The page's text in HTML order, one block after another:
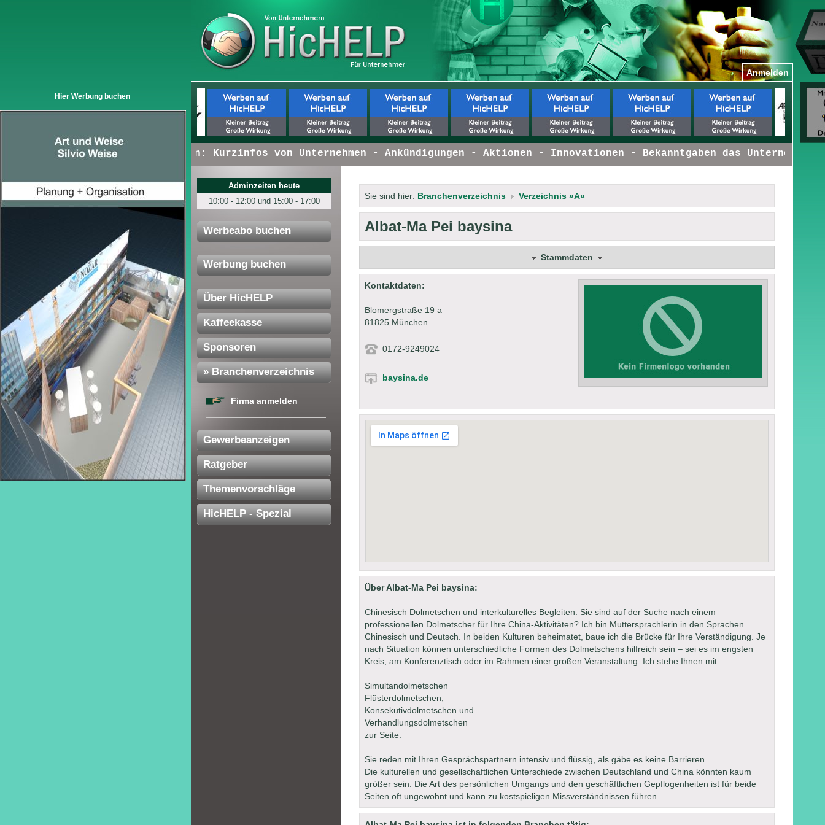
Hier Werbung buchen
Anmelden
+ + +Hier erscheinen:Kurzinfos von Unternehmen - Ankündigungen - Aktionen - Innovationen - Bekanntgaben das Unternehmen
Adminzeiten heute
10:00 - 12:00 und 15:00 - 17:00
Werbeabo buchen
Werbung buchen
Über HicHELP
Kaffeekasse
Sponsoren
» Branchenverzeichnis
Firma anmelden
Gewerbeanzeigen
Ratgeber
Themenvorschläge
HicHELP - Spezial
Sie sind hier: Branchenverzeichnis Verzeichnis »A«
Albat-Ma Pei baysina
Stammdaten
Kontaktdaten:
Blomergstraße 19 a
81825 München
0172-9249024
baysina.de
Über Albat-Ma Pei baysina:
Chinesisch Dolmetschen und interkulturelles Begleiten: Sie sind auf der Suche nach einem
professionellen Dolmetscher für Ihre China-Aktivitäten? Ich bin Muttersprachlerin in den Sprachen
Chinesisch und Deutsch. In beiden Kulturen beheimatet, baue ich die Brücke für Ihre Verständigung. Je
nach Situation können unterschiedliche Formen des Dolmetschens hilfreich sein – sei es im engsten
Kreis, am Konferenztisch oder im Rahmen einer großen Veranstaltung. Ich stehe Ihnen mit
Simultandolmetschen
Flüsterdolmetschen,
Konsekutivdolmetschen und
Verhandlungsdolmetschen
zur Seite.
Sie reden mit Ihren Gesprächspartnern intensiv und flüssig, als gäbe es keine Barrieren.
Die kulturellen und gesellschaftlichen Unterschiede zwischen Deutschland und China könnten kaum
größer sein. Die Art des persönlichen Umgangs und den geschäftlichen Gepflogenheiten ist für beide
Seiten oft ungewohnt und kann zu kostspieligen Missverständnissen führen.